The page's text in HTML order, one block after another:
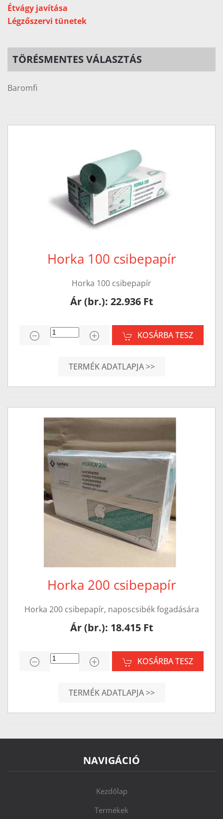
Étvágy javítása
Légzőszervi tünetek
TÖRÉSMENTES VÁLASZTÁS
Baromfi
Horka 100 csibepapír
Horka 100 csibepapír
Ár (br.): 22.936 Ft
KOSÁRBA TESZ
TERMÉK ADATLAPJA >>
Horka 200 csibepapír
Horka 200 csibepapír, naposcsibék fogadására
Ár (br.): 18.415 Ft
KOSÁRBA TESZ
TERMÉK ADATLAPJA >>
NAVIGÁCIÓ
Kezdőlap
Termékek